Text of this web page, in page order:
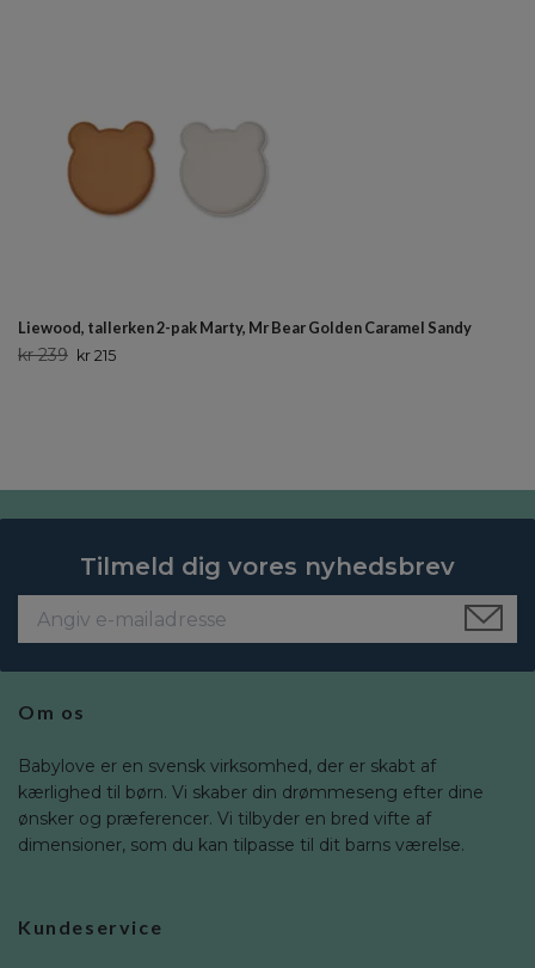
Liewood, tallerken 2-pak Marty, Mr Bear Golden Caramel Sandy
kr 239 kr 215
Tilmeld dig vores nyhedsbrev
Om os
Babylove er en svensk virksomhed, der er skabt af
kærlighed til børn. Vi skaber din drømmeseng efter dine
ønsker og præferencer. Vi tilbyder en bred vifte af
dimensioner, som du kan tilpasse til dit barns værelse.
Kundeservice